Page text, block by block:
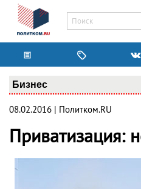
Бизнес
08.02.2016 | Политком.RU
Приватизация: